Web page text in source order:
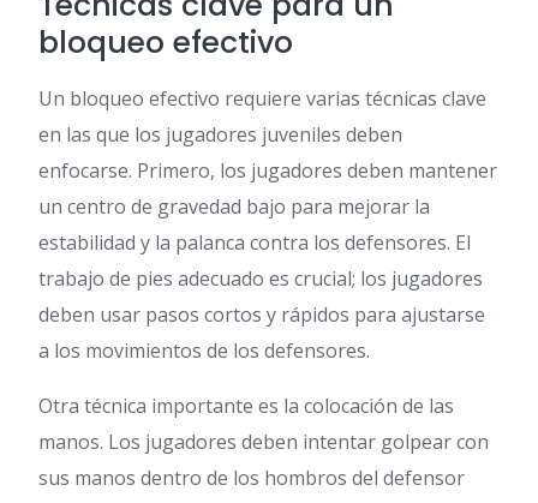
bloqueo efectivo
Un bloqueo efectivo requiere varias técnicas clave
en las que los jugadores juveniles deben
enfocarse. Primero, los jugadores deben mantener
un centro de gravedad bajo para mejorar la
estabilidad y la palanca contra los defensores. El
trabajo de pies adecuado es crucial; los jugadores
deben usar pasos cortos y rápidos para ajustarse
a los movimientos de los defensores.
Otra técnica importante es la colocación de las
manos. Los jugadores deben intentar golpear con
sus manos dentro de los hombros del defensor